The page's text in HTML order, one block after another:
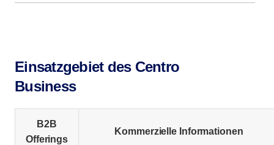
Einsatzgebiet des Centro
Business
B2B
Offerings
Kommerzielle Informationen